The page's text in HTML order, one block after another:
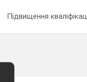
Підвищення